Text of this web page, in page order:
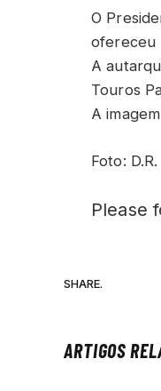
O
ofereceu
A
Touros
A
Foto: D.R.
Please
SHARE.
ARTIGOS